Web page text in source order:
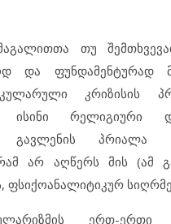
თუ
და ფუნდამენტურად
კრიზისის
ისინი რელიგიური
გავლენის პრიალა
არ აღწერს მის (ამ
ფსიქოანალიტიკურ
ერთ-ერთი